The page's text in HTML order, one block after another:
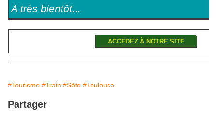
A très bientôt...
ACCEDEZ À NOTRE SITE
#Tourisme #Train #Sète #Toulouse
Partager